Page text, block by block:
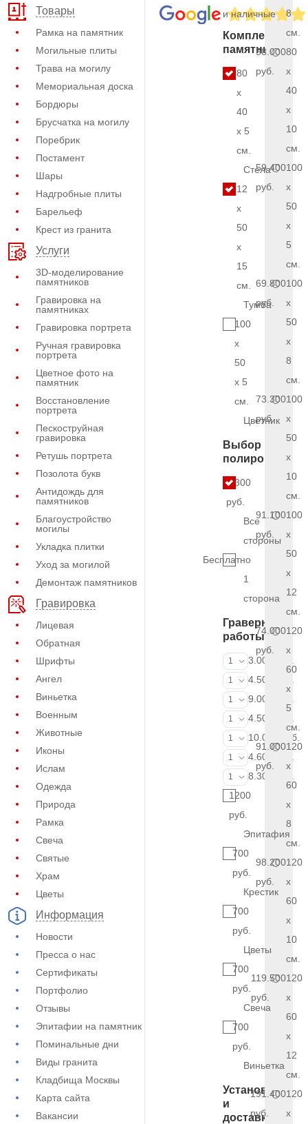
Товары
Рамка на памятник
Могильные плиты
Трава на могилу
Мемориальная доска
Бордюры
Брусчатка на могилу
Поребрик
Постамент
Шары
Надгробные плиты
Барельеф
Крест из гранита
Услуги
3D-моделирование
памятников
Гравировка на
памятниках
Гравировка портрета
Ручная гравировка
портрета
Цветное фото на
памятник
Восстановление
портрета
Пескоструйная
гравировка
Ретушь портрета
Позолота букв
Антидождь для
памятников
Благоустройство
могилы
Укладка плитки
Уход за могилой
Демонтаж памятников
Гравировка
Лицевая
Обратная
Шрифты
Ангел
Виньетка
Военным
Животные
Иконы
Ислам
Одежда
Природа
Рамка
Свеча
Святые
Храм
Цветы
Информация
Новости
Пресса о нас
Сертификаты
Портфолио
Отзывы
Эпитафии на памятник
Поминальные дни
Виды гранита
Кладбища Москвы
Карта сайта
Вакансии
и наличные
Комплект
памятника
80
x
40
x 5
см.
Стела
12
x
50
x
15
см.
Тумба
100
x
50
x 5
см.
Цветник
Выбор
полировки
6.300
руб.
Все
стороны
Бесплатно
1
сторона
Граверные
работы
ФИО и даты
1
3.000 руб.
ФИО и даты
1
4.500 руб.
ФИО и даты
1
9.000 руб.
Портрет
1
4.500 руб.
Портрет
1
10.000 руб.
Фотокерамика
1
4.600 руб.
Фото на
1
8.300 руб.
1200
руб.
Эпитафия
700
руб.
Крестик
700
руб.
Цветы
700
руб.
Свеча
700
руб.
Виньетка
Установка
и
доставка
8
см.
58.000
руб.
80
x
40
x
10
см.
59.400
руб.
100
x
50
x
5
см.
69.800
руб.
100
x
50
x
8
см.
73.300
руб.
100
x
50
x
10
см.
91.100
руб.
100
x
50
x
12
см.
74.000
руб.
120
x
60
x
5
см.
91.000
руб.
120
x
60
x
8
см.
98.200
руб.
120
x
60
x
10
см.
119.500
руб.
120
x
60
x
12
см.
191.400
руб.
120
x